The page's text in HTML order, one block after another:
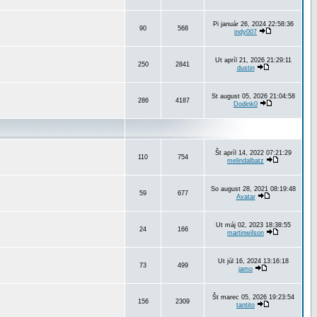
90 568
Pi január 26, 2024 22:58:36
indy007
250 2841
Ut apríl 21, 2026 21:29:11
dustin
286 4187
St august 05, 2026 21:04:58
Dodink0
110 754
Št apríl 14, 2022 07:21:29
melindalbatz
59 677
So august 28, 2021 08:19:48
Avatar
24 166
Ut máj 02, 2023 18:38:55
martinwilson
73 499
Ut júl 16, 2024 13:16:18
jamo
156 2309
Št marec 05, 2026 19:23:54
tantito